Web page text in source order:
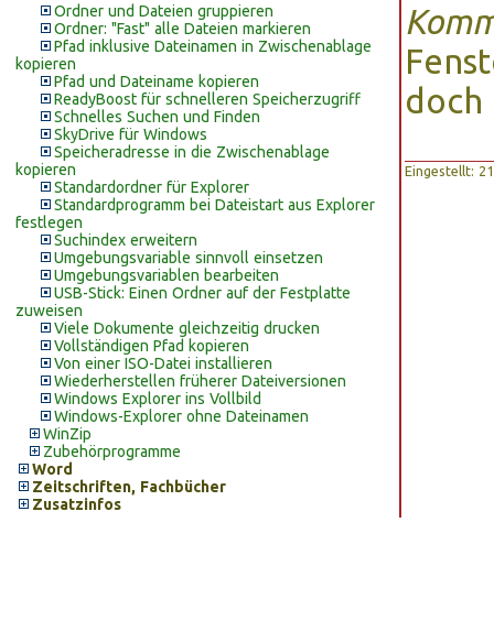
Ordner und Dateien gruppieren
Ordner: "Fast" alle Dateien markieren
Pfad inklusive Dateinamen in Zwischenablage
kopieren
Pfad und Dateiname kopieren
ReadyBoost für schnelleren Speicherzugriff
Schnelles Suchen und Finden
SkyDrive für Windows
Speicheradresse in die Zwischenablage
kopieren
Standardordner für Explorer
Standardprogramm bei Dateistart aus Explorer
festlegen
Suchindex erweitern
Umgebungsvariable sinnvoll einsetzen
Umgebungsvariablen bearbeiten
USB-Stick: Einen Ordner auf der Festplatte
zuweisen
Viele Dokumente gleichzeitig drucken
Vollständigen Pfad kopieren
Von einer ISO-Datei installieren
Wiederherstellen früherer Dateiversionen
Windows Explorer ins Vollbild
Windows-Explorer ohne Dateinamen
WinZip
Zubehörprogramme
Word
Zeitschriften, Fachbücher
Zusatzinfos
doch
Eingestellt: